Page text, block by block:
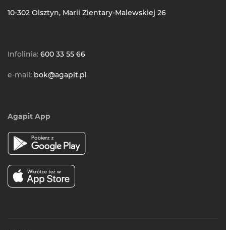
10-302 Olsztyn, Marii Zientary-Malewskiej 26
Infolinia: 600 33 55 66
e-mail: bok@agapit.pl
Agapit App